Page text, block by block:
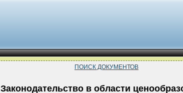
ПОИСК ДОКУМЕНТОВ
Законодательство в области